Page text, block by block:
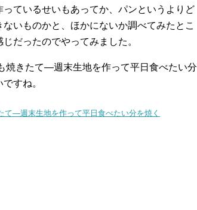
ているせいもあってか、パンというよりど
いものかと、ほかにないか調べてみたとこ
だったのでやってみました。
焼きたて―週末生地を作って平日食べたい分
すね。
て―週末生地を作って平日食べたい分を焼く